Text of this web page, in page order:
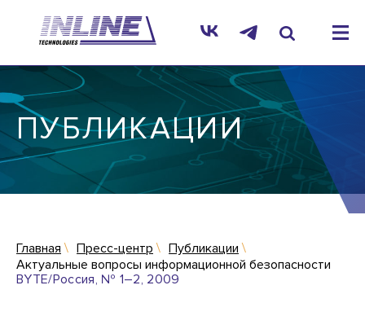
ПУБЛИКАЦИИ
Главная Пресс-центр
Публикации
Актуальные вопросы информационной безопасности
BYTE/Россия, № 1–2, 2009